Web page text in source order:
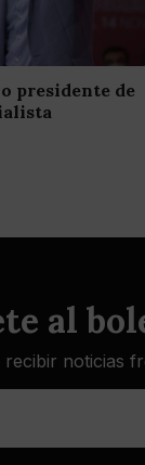
presidente de
al
recibir noticias